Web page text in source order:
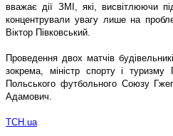
вважає дії ЗМІ, які, висвітлюючи
концентрували увагу лише на
Віктор Півковський.
Проведення двох матчів
зокрема, міністр спорту і
Польського футбольного Союзу
Адамович.
ТСН.ua